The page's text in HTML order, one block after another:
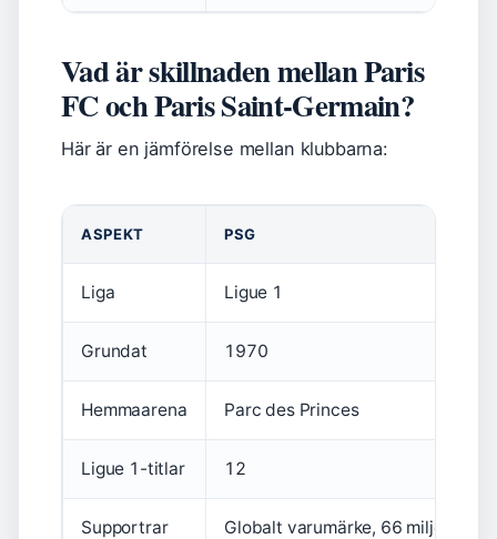
Vad är skillnaden mellan Paris
FC och Paris Saint-Germain?
Här är en jämförelse mellan klubbarna:
ASPEKT PSG
Liga Ligue 1
Grundat 1970
Hemmaarena Parc des Princes
Ligue 1-titlar 12
Supportrar Globalt varumärke, 66 miljoner